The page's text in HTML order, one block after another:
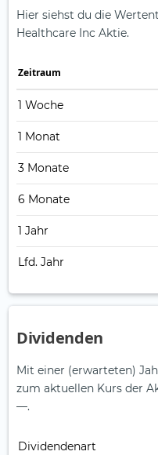
Hier siehst du die
Healthcare Inc Aktie.
Zeitraum
1 Woche
1 Monat
3 Monate
6 Monate
1 Jahr
Lfd. Jahr
Dividenden
Mit einer (erwarteten)
zum aktuellen Kurs der
—.
Dividendenart